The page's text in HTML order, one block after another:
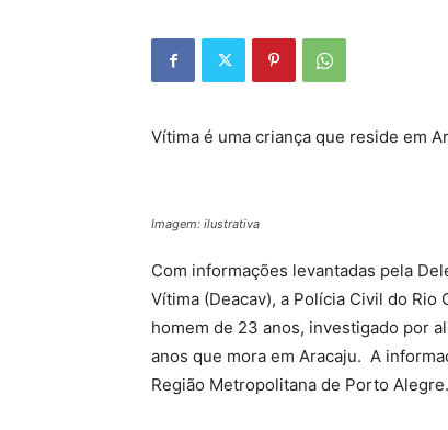
Vítima é uma criança que reside em
Imagem: ilustrativa
Com informações levantadas pela
Vítima (Deacav), a Polícia Civil do
homem de 23 anos, investigado por
anos que mora em Aracaju. A
Região Metropolitana de Porto Alegre.